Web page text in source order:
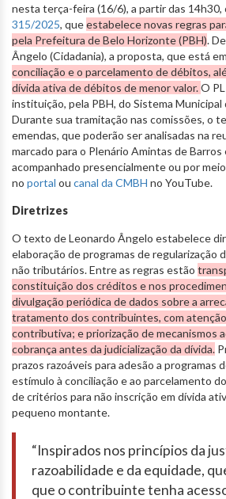
nesta terça-feira (16/6), a partir das 14h30,
315/2025, queestabelece novas regras
pela Prefeitura de Belo Horizonte (PBH).
Ângelo (Cidadania), a proposta, que está
conciliação e o parcelamento de débitos,
dívida ativa de débitos de menor valor.O
instituição, pela PBH, do Sistema Municipal
Durante sua tramitação nas comissões, o
emendas, que poderão ser analisadas na
marcado para o Plenário Amintas de Barros
acompanhado presencialmente ou por
no portal ou canal da CMBH no YouTube.
Diretrizes
O texto de Leonardo Ângelo estabelece
elaboração de programas de
não tributários. Entre as regras estão
constituição dos créditos e nos
divulgação periódica de dados sobre a
tratamento dos contribuintes, com
contributiva; e priorização de mecanismos
cobrança antes da judicialização da dívida.
prazos razoáveis para adesão a programas
estímulo à conciliação e ao parcelamento
de critérios para não inscrição em dívida
pequeno montante.
“Inspirados nos princípios da
razoabilidade e da equidade,
que o contribuinte tenha